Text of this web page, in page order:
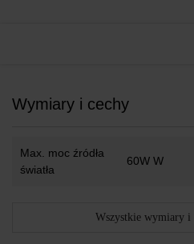
Wymiary i cechy
Max. moc źródła
światła
60W W
Wszystkie wymiary i